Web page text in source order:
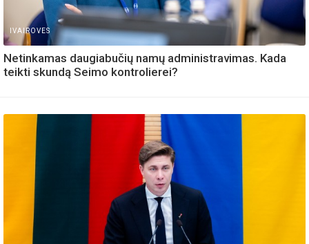
IVAIROVES
Netinkamas daugiabučių namų administravimas. Kada
teikti skundą Seimo kontrolierei?